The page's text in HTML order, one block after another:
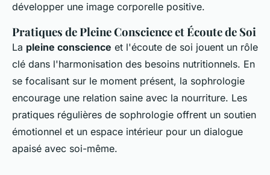
développer une image corporelle positive.
Pratiques de Pleine Conscience et Écoute de Soi
La pleine conscience et l'écoute de soi jouent un rôle
clé dans l'harmonisation des besoins nutritionnels. En
se focalisant sur le moment présent, la sophrologie
encourage une relation saine avec la nourriture. Les
pratiques régulières de sophrologie offrent un soutien
émotionnel et un espace intérieur pour un dialogue
apaisé avec soi-même.